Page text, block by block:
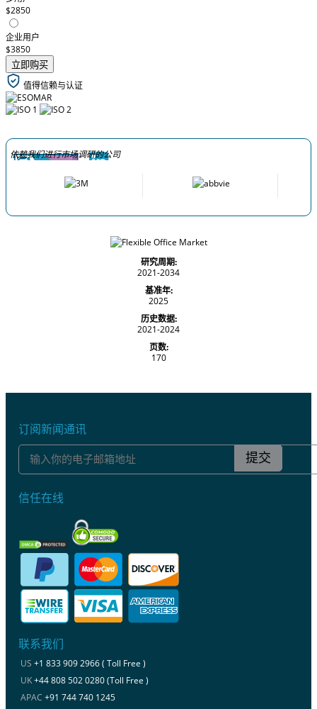
$2850
企业用户
$3850
立即购买
值得信赖与认证
依赖我们进行市场调研的公司
研究周期:
2021-2034
基准年:
2025
历史数据:
2021-2024
页数:
170
订阅新闻通讯
提交
信任在线
联系我们
US +1 833 909 2966 ( Toll Free )
UK+44 808 502 0280 (Toll Free )
APAC +91 744 740 1245